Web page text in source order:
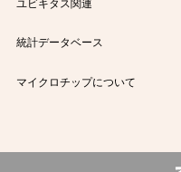
ユビキタス関連
統計データベース
マイクロチップについて